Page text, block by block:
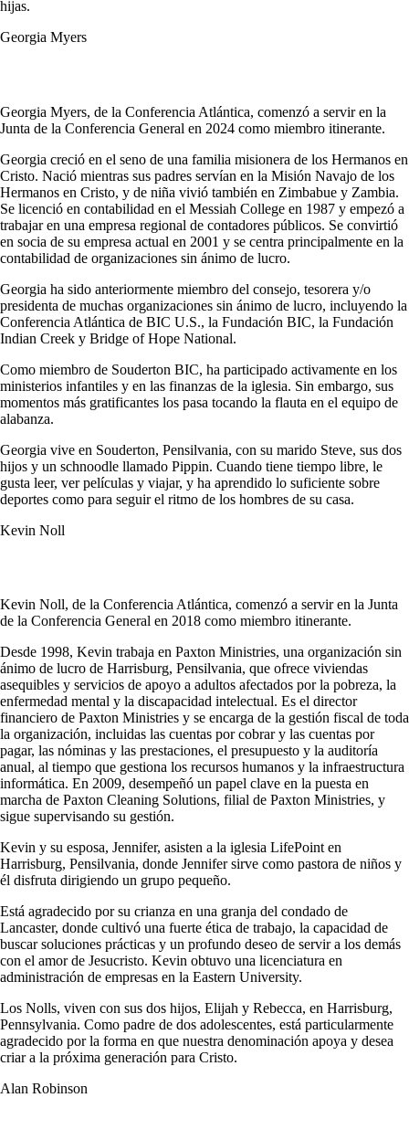
hijas.
Georgia Myers
Georgia Myers, de la Conferencia Atlántica, comenzó a servir en la
Junta de la Conferencia General en 2024 como miembro itinerante.
Georgia creció en el seno de una familia misionera de los Hermanos en
Cristo. Nació mientras sus padres servían en la Misión Navajo de los
Hermanos en Cristo, y de niña vivió también en Zimbabue y Zambia.
Se licenció en contabilidad en el Messiah College en 1987 y empezó a
trabajar en una empresa regional de contadores públicos. Se convirtió
en socia de su empresa actual en 2001 y se centra principalmente en la
contabilidad de organizaciones sin ánimo de lucro.
Georgia ha sido anteriormente miembro del consejo, tesorera y/o
presidenta de muchas organizaciones sin ánimo de lucro, incluyendo la
Conferencia Atlántica de BIC U.S., la Fundación BIC, la Fundación
Indian Creek y Bridge of Hope National.
Como miembro de Souderton BIC, ha participado activamente en los
ministerios infantiles y en las finanzas de la iglesia. Sin embargo, sus
momentos más gratificantes los pasa tocando la flauta en el equipo de
alabanza.
Georgia vive en Souderton, Pensilvania, con su marido Steve, sus dos
hijos y un schnoodle llamado Pippin. Cuando tiene tiempo libre, le
gusta leer, ver películas y viajar, y ha aprendido lo suficiente sobre
deportes como para seguir el ritmo de los hombres de su casa.
Kevin Noll
Kevin Noll, de la Conferencia Atlántica, comenzó a servir en la Junta
de la Conferencia General en 2018 como miembro itinerante.
Desde 1998, Kevin trabaja en Paxton Ministries, una organización sin
ánimo de lucro de Harrisburg, Pensilvania, que ofrece viviendas
asequibles y servicios de apoyo a adultos afectados por la pobreza, la
enfermedad mental y la discapacidad intelectual. Es el director
financiero de Paxton Ministries y se encarga de la gestión fiscal de toda
la organización, incluidas las cuentas por cobrar y las cuentas por
pagar, las nóminas y las prestaciones, el presupuesto y la auditoría
anual, al tiempo que gestiona los recursos humanos y la infraestructura
informática. En 2009, desempeñó un papel clave en la puesta en
marcha de Paxton Cleaning Solutions, filial de Paxton Ministries, y
sigue supervisando su gestión.
Kevin y su esposa, Jennifer, asisten a la iglesia LifePoint en
Harrisburg, Pensilvania, donde Jennifer sirve como pastora de niños y
él disfruta dirigiendo un grupo pequeño.
Está agradecido por su crianza en una granja del condado de
Lancaster, donde cultivó una fuerte ética de trabajo, la capacidad de
buscar soluciones prácticas y un profundo deseo de servir a los demás
con el amor de Jesucristo. Kevin obtuvo una licenciatura en
administración de empresas en la Eastern University.
Los Nolls, viven con sus dos hijos, Elijah y Rebecca, en Harrisburg,
Pennsylvania. Como padre de dos adolescentes, está particularmente
agradecido por la forma en que nuestra denominación apoya y desea
criar a la próxima generación para Cristo.
Alan Robinson